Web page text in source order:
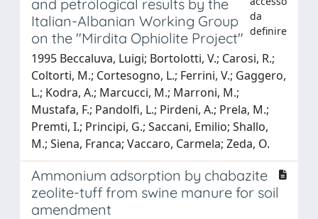
and petrological results by the
Italian-Albanian Working Group
on the "Mirdita Ophiolite Project"
da
definire
1995 Beccaluva, Luigi; Bortolotti, V.; Carosi, R.;
Coltorti, M.; Cortesogno, L.; Ferrini, V.; Gaggero,
L.; Kodra, A.; Marcucci, M.; Marroni, M.;
Mustafa, F.; Pandolfi, L.; Pirdeni, A.; Prela, M.;
Premti, I.; Principi, G.; Saccani, Emilio; Shallo,
M.; Siena, Franca; Vaccaro, Carmela; Zeda, O.
Ammonium adsorption by chabazite
zeolite-tuff from swine manure for soil
amendment